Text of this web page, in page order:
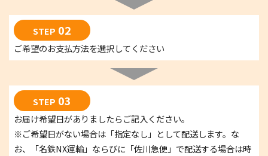
STEP 02
ご希望のお支払方法を選択してください
STEP 03
お届け希望日がありましたらご記入ください。
※ご希望日がない場合は「指定なし」として配送します。な
お、「名鉄NX運輸」ならびに「佐川急便」で配送する場合は時